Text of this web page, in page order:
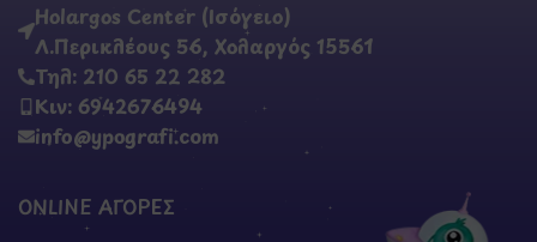
Holargos Center (Ισόγειο)
Λ.Περικλέους 56, Χολαργός 15561
Τηλ: 210 65 22 282
Κιν: 6942676494
info@ypografi.com
ONLINE ΑΓΟΡΕΣ